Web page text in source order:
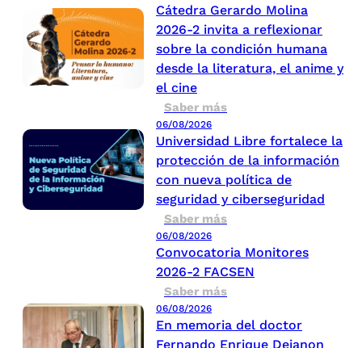
Cátedra Gerardo Molina
2026-2 invita a reflexionar
sobre la condición humana
desde la literatura, el anime y
el cine
Saber más
06/08/2026
Universidad Libre fortalece la
protección de la información
con nueva política de
seguridad y ciberseguridad
Saber más
06/08/2026
Convocatoria Monitores
2026-2 FACSEN
Saber más
06/08/2026
En memoria del doctor
Fernando Enrique Dejanon